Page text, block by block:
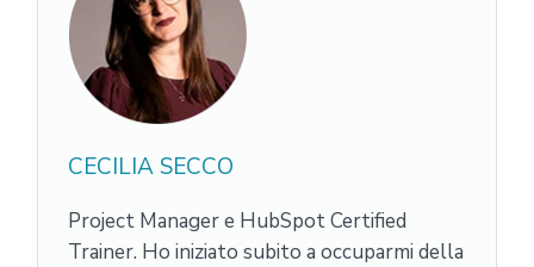
CECILIA SECCO
Project Manager e HubSpot Certified
Trainer. Ho iniziato subito a occuparmi della